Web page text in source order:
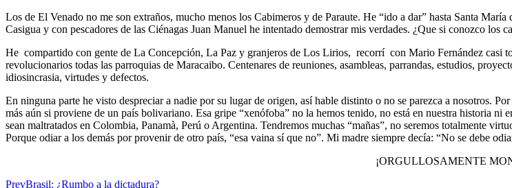
Los de El Venado no me son extraños, mucho menos los Cabimeros y de Paraute. He “ido a dar” hasta Santa
Casigua y con pescadores de las Ciénagas Juan Manuel he intentado demostrar mis verdades. ¿Que si conozco
He compartido con gente de La Concepción, La Paz y granjeros de Los Lirios, recorrí con Mario Fernández casi
revolucionarios todas las parroquias de Maracaibo. Centenares de reuniones, asambleas, parrandas, estudios,
idiosincrasia, virtudes y defectos.
En ninguna parte he visto despreciar a nadie por su lugar de origen, así hable distinto o no se parezca a nosotros.
más aún si proviene de un país bolivariano. Esa gripe “xenófoba” no la hemos tenido, no está en nuestra historia
sean maltratados en Colombia, Panamà, Perú o Argentina. Tendremos muchas “mañas”, no seremos totalmente
Porque odiar a los demás por provenir de otro país, “esa vaina sí que no”. Mi madre siempre decía: “No se debe
¡ORGULLOSAMENTE
PrevBrasil: ¿Rumbo a la dictadura?